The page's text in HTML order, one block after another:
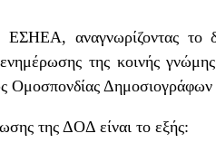
ΕΣΗΕΑ, αναγνωρίζοντας το
της κοινής γνώμης
Ομοσπονδίας
της ΔΟΔ είναι το εξής: